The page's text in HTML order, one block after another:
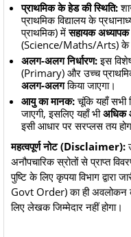
प्राथमिक के हेड की स्थिति:
प्राथमिक विद्यालय के
प्राथमिक) मेंसहायक अध्यापक
(Science/Maths/Arts) के
अलग-अलग निर्धारण:इस
(Primary) और उच्च
अलग-अलगकिया जाएगा।
आयु का मानक:चूंकि यहाँ सभी
जाएगी, इसलिए यहाँ भीअधिक
इसी आधार पर सरप्लस तय
महत्वपूर्ण नोट (Disclaimer):
अनौपचारिक स्रोतों से प्राप्त
पुष्टि के लिए कृपया विभाग
Govt Order) का ही अवलोकन
लिए लेखक जिम्मेदार नहीं होगा।